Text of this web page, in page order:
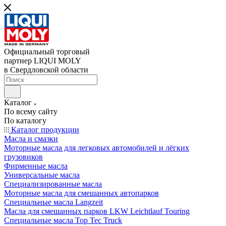
Официальный торговый
партнер LIQUI MOLY
в Свердловской области
Каталог
По всему сайту
По каталогу
Каталог продукции
Масла и смазки
Моторные масла для легковых автомобилей и лёгких
грузовиков
Фирменные масла
Универсальные масла
Специализированные масла
Моторные масла для смешанных автопарков
Специальные масла Langzeit
Масла для смешанных парков LKW Leichtlauf Touring
Специальные масла Top Tec Truck